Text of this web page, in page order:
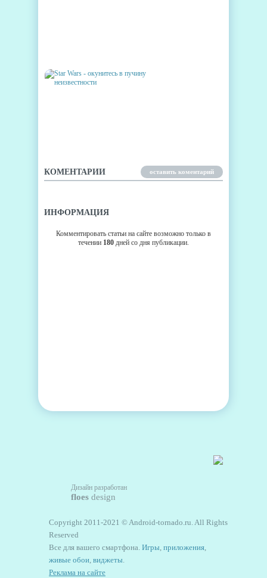
КОМЕНТАРИИ оставить коментарий
ИНФОРМАЦИЯ
Комментировать статьи на сайте возможно только в
течении 180 дней со дня публикации.
Дизайн разработан
floes design
Copyright 2011-2021 © Android-tornado.ru. All Rights
Reserved
Все для вашего смартфона. Игры, приложения,
живые обои, виджеты.
Реклама на сайте